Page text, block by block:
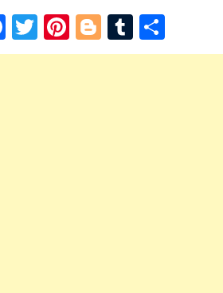
Facebook
Twitter
Pinterest
Blogger
Tumblr